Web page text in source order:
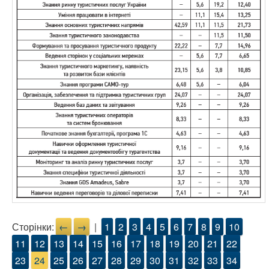
Сторінки: ← → | 1 2 3 4 5 6 7 8 9
10
11
12 13 14 15 16 17 18 19 20 21
22
23
24 25 26 27 28 29 30 31 32 33 34